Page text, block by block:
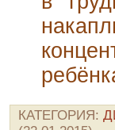
КАТЕГОРИЯ: